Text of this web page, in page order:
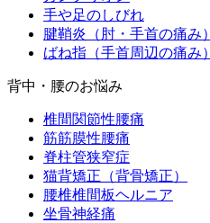
手や足のしびれ
腱鞘炎（肘・手首の痛み）
ばね指（手首周辺の痛み）
背中・腰のお悩み
椎間関節性腰痛
筋筋膜性腰痛
脊柱管狭窄症
猫背矯正（背骨矯正）
腰椎椎間板ヘルニア
坐骨神経痛